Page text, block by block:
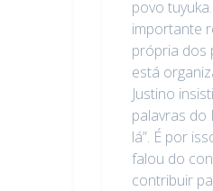
povo
importante
própria dos
está
Justino
palavras do
lá”. É por
falou do
contribuir